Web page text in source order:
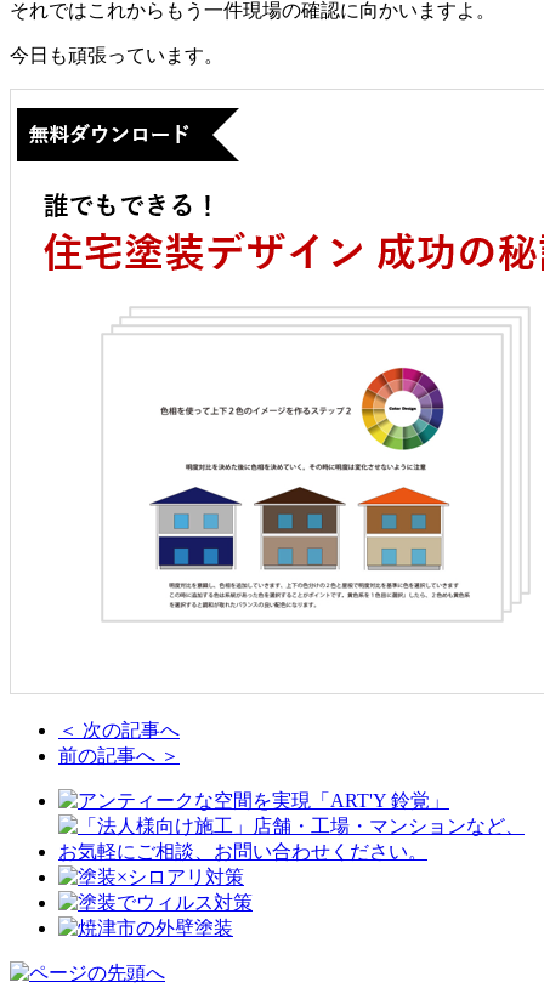
それではこれからもう一件現場の確認に向かいますよ。
今日も頑張っています。
＜ 次の記事へ
前の記事へ ＞